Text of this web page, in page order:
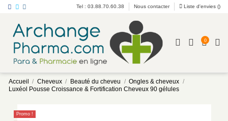
Tel : 03.88.70.60.38 Nous contacter Liste d'envies ()
0
Accueil Cheveux Beauté du cheveu
Ongles & cheveux
Luxéol Pousse Croissance & Fortification Cheveux 90 gélules
Promo !